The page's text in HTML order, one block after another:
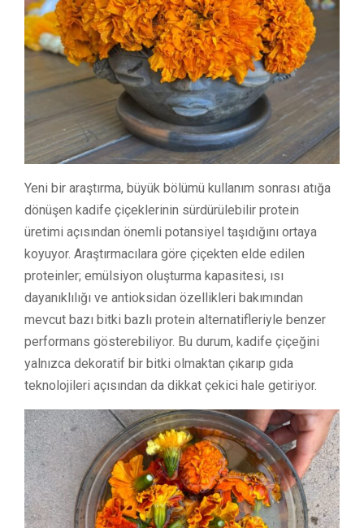
Yeni bir araştırma, büyük bölümü kullanım sonrası atığa
dönüşen kadife çiçeklerinin sürdürülebilir protein
üretimi açısından önemli potansiyel taşıdığını ortaya
koyuyor. Araştırmacılara göre çiçekten elde edilen
proteinler; emülsiyon oluşturma kapasitesi, ısı
dayanıklılığı ve antioksidan özellikleri bakımından
mevcut bazı bitki bazlı protein alternatifleriyle benzer
performans gösterebiliyor. Bu durum, kadife çiçeğini
yalnızca dekoratif bir bitki olmaktan çıkarıp gıda
teknolojileri açısından da dikkat çekici hale getiriyor.